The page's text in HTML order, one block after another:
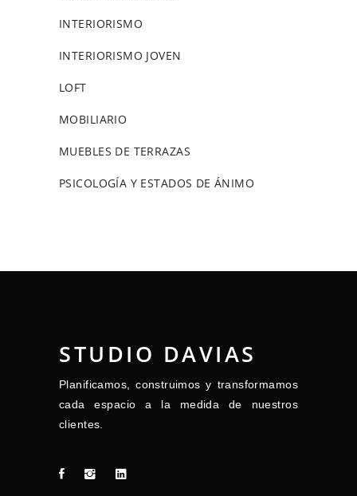
INTERIORISMO
INTERIORISMO JOVEN
LOFT
MOBILIARIO
MUEBLES DE TERRAZAS
PSICOLOGÍA Y ESTADOS DE ÁNIMO
STUDIO DAVIAS
Planificamos, construimos y transformamos
cada espacio a la medida de nuestros
clientes.